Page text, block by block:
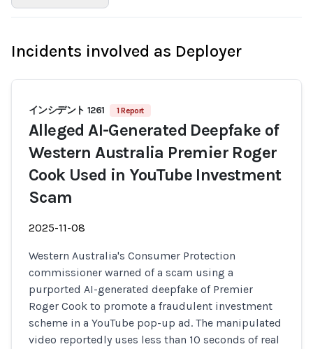
Incidents involved as Deployer
インシデント 1261 1 Report
Alleged AI-Generated Deepfake of
Western Australia Premier Roger
Cook Used in YouTube Investment
Scam
2025-11-08
Western Australia's Consumer Protection
commissioner warned of a scam using a
purported AI-generated deepfake of Premier
Roger Cook to promote a fraudulent investment
scheme in a YouTube pop-up ad. The manipulated
video reportedly uses less than 10 seconds of real